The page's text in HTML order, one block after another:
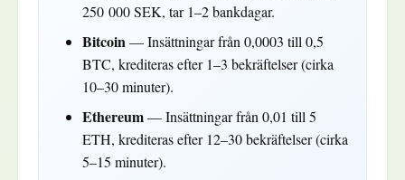
250 000 SEK, tar 1–2 bankdagar.
Bitcoin — Insättningar från 0,0003 till 0,5
BTC, krediteras efter 1–3 bekräftelser (cirka
10–30 minuter).
Ethereum— Insättningar från 0,01 till 5
ETH, krediteras efter 12–30 bekräftelser (cirka
5–15 minuter).